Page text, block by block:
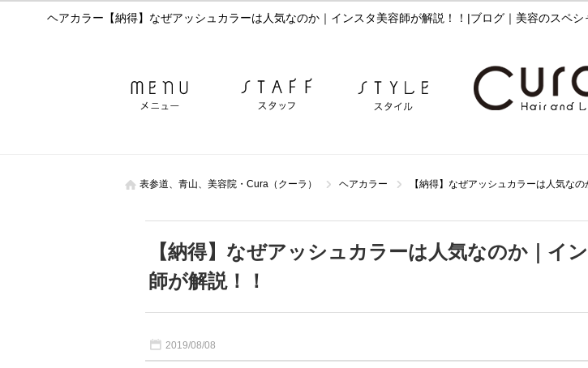
ヘアカラー【納得】なぜアッシュカラーは人気なのか｜インスタ美容師が解説！！|ブログ｜美容のスペ
表参道、青山、美容院・Cura（クーラ） ヘアカラー 【納得】なぜアッシュカラーは人気な
【納得】なぜアッシュカラーは人気なのか｜イ
師が解説！！
2019/08/08